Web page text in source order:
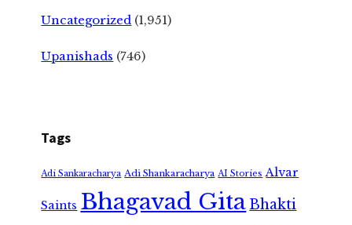
Uncategorized (1,951)
Upanishads (746)
Tags
Adi Sankaracharya Adi Shankaracharya AI Stories Alvar
Saints Bhagavad GitaBhakti